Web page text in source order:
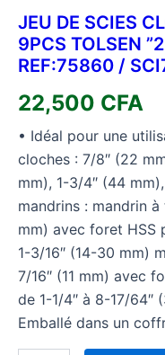
JEU DE SCIES
9PCS TOLSEN
REF:75860 /
22,500 CFA
• Idéal pour une
cloches : 7/8″ (22
mm), 1-3/4″ (44
mandrins : mandrin
mm) avec foret HSS
1-3/16″ (14-30 mm)
7/16″ (11 mm) avec
de 1-1/4″ à 8-17/64″
Emballé dans un